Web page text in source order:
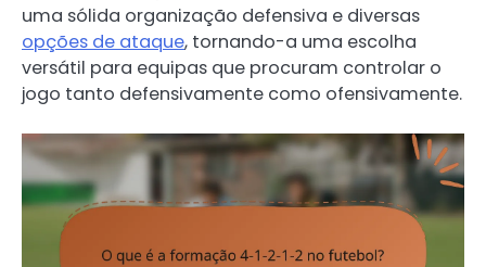
uma sólida organização defensiva e diversas
opções de ataque, tornando-a uma escolha
versátil para equipas que procuram controlar o
jogo tanto defensivamente como ofensivamente.